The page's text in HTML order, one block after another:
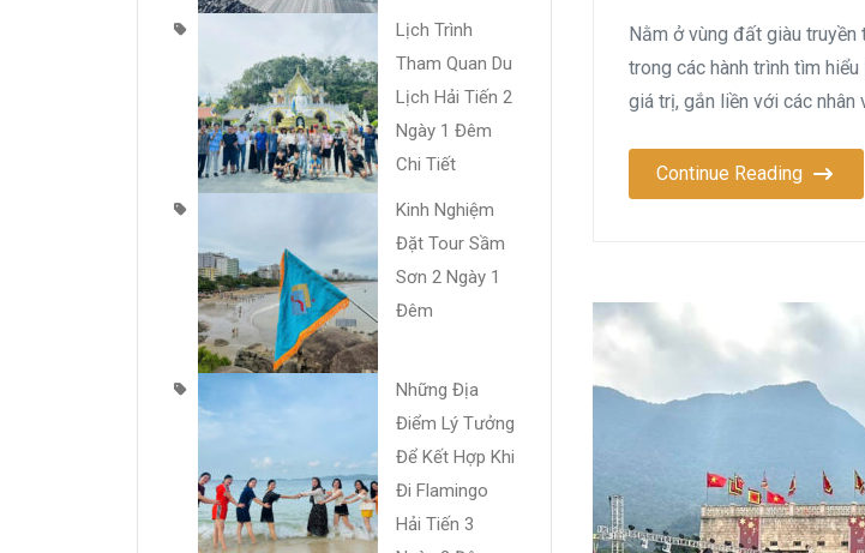
Nằm ở vùng đất giàu
trong các hành trình tìm
giá trị, gắn liền với các
Continue Reading
Lịch Trình
Tham Quan Du
Lịch Hải Tiến 2
Ngày 1 Đêm
Chi Tiết
Kinh Nghiệm
Đặt Tour Sầm
Sơn 2 Ngày 1
Đêm
Những Địa
Điểm Lý Tưởng
Để Kết Hợp Khi
Đi Flamingo
Hải Tiến 3